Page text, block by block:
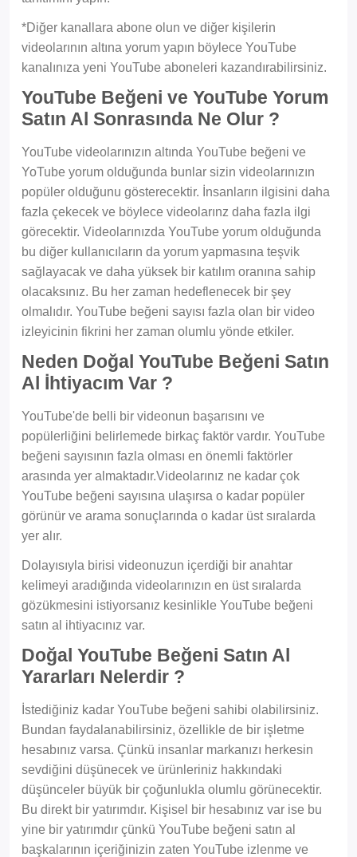
*Diğer kanallara abone olun ve diğer kişilerin
videolarının altına yorum yapın böylece YouTube
kanalınıza yeni YouTube aboneleri kazandırabilirsiniz.
YouTube Beğeni ve YouTube Yorum
Satın Al Sonrasında Ne Olur ?
YouTube videolarınızın altında YouTube beğeni ve
YoTube yorum olduğunda bunlar sizin videolarınızın
popüler olduğunu gösterecektir. İnsanların ilgisini daha
fazla çekecek ve böylece videolarınz daha fazla ilgi
görecektir. Videolarınızda YouTube yorum olduğunda
bu diğer kullanıcıların da yorum yapmasına teşvik
sağlayacak ve daha yüksek bir katılım oranına sahip
olacaksınız. Bu her zaman hedeflenecek bir şey
olmalıdır. YouTube beğeni sayısı fazla olan bir video
izleyicinin fikrini her zaman olumlu yönde etkiler.
Neden Doğal YouTube Beğeni Satın
Al İhtiyacım Var ?
YouTube'de belli bir videonun başarısını ve
popülerliğini belirlemede birkaç faktör vardır. YouTube
beğeni sayısının fazla olması en önemli faktörler
arasında yer almaktadır.Videolarınız ne kadar çok
YouTube beğeni sayısına ulaşırsa o kadar popüler
görünür ve arama sonuçlarında o kadar üst sıralarda
yer alır.
Dolayısıyla birisi videonuzun içerdiği bir anahtar
kelimeyi aradığında videolarınızın en üst sıralarda
gözükmesini istiyorsanız kesinlikle YouTube beğeni
satın al ihtiyacınız var.
Doğal YouTube Beğeni Satın Al
Yararları Nelerdir ?
İstediğiniz kadar YouTube beğeni sahibi olabilirsiniz.
Bundan faydalanabilirsiniz, özellikle de bir işletme
hesabınız varsa. Çünkü insanlar markanızı herkesin
sevdiğini düşünecek ve ürünleriniz hakkındaki
düşünceler büyük bir çoğunlukla olumlu görünecektir.
Bu direkt bir yatırımdır. Kişisel bir hesabınız var ise bu
yine bir yatırımdır çünkü YouTube beğeni satın al
başkalarının içeriğinizin zaten YouTube izlenme ve